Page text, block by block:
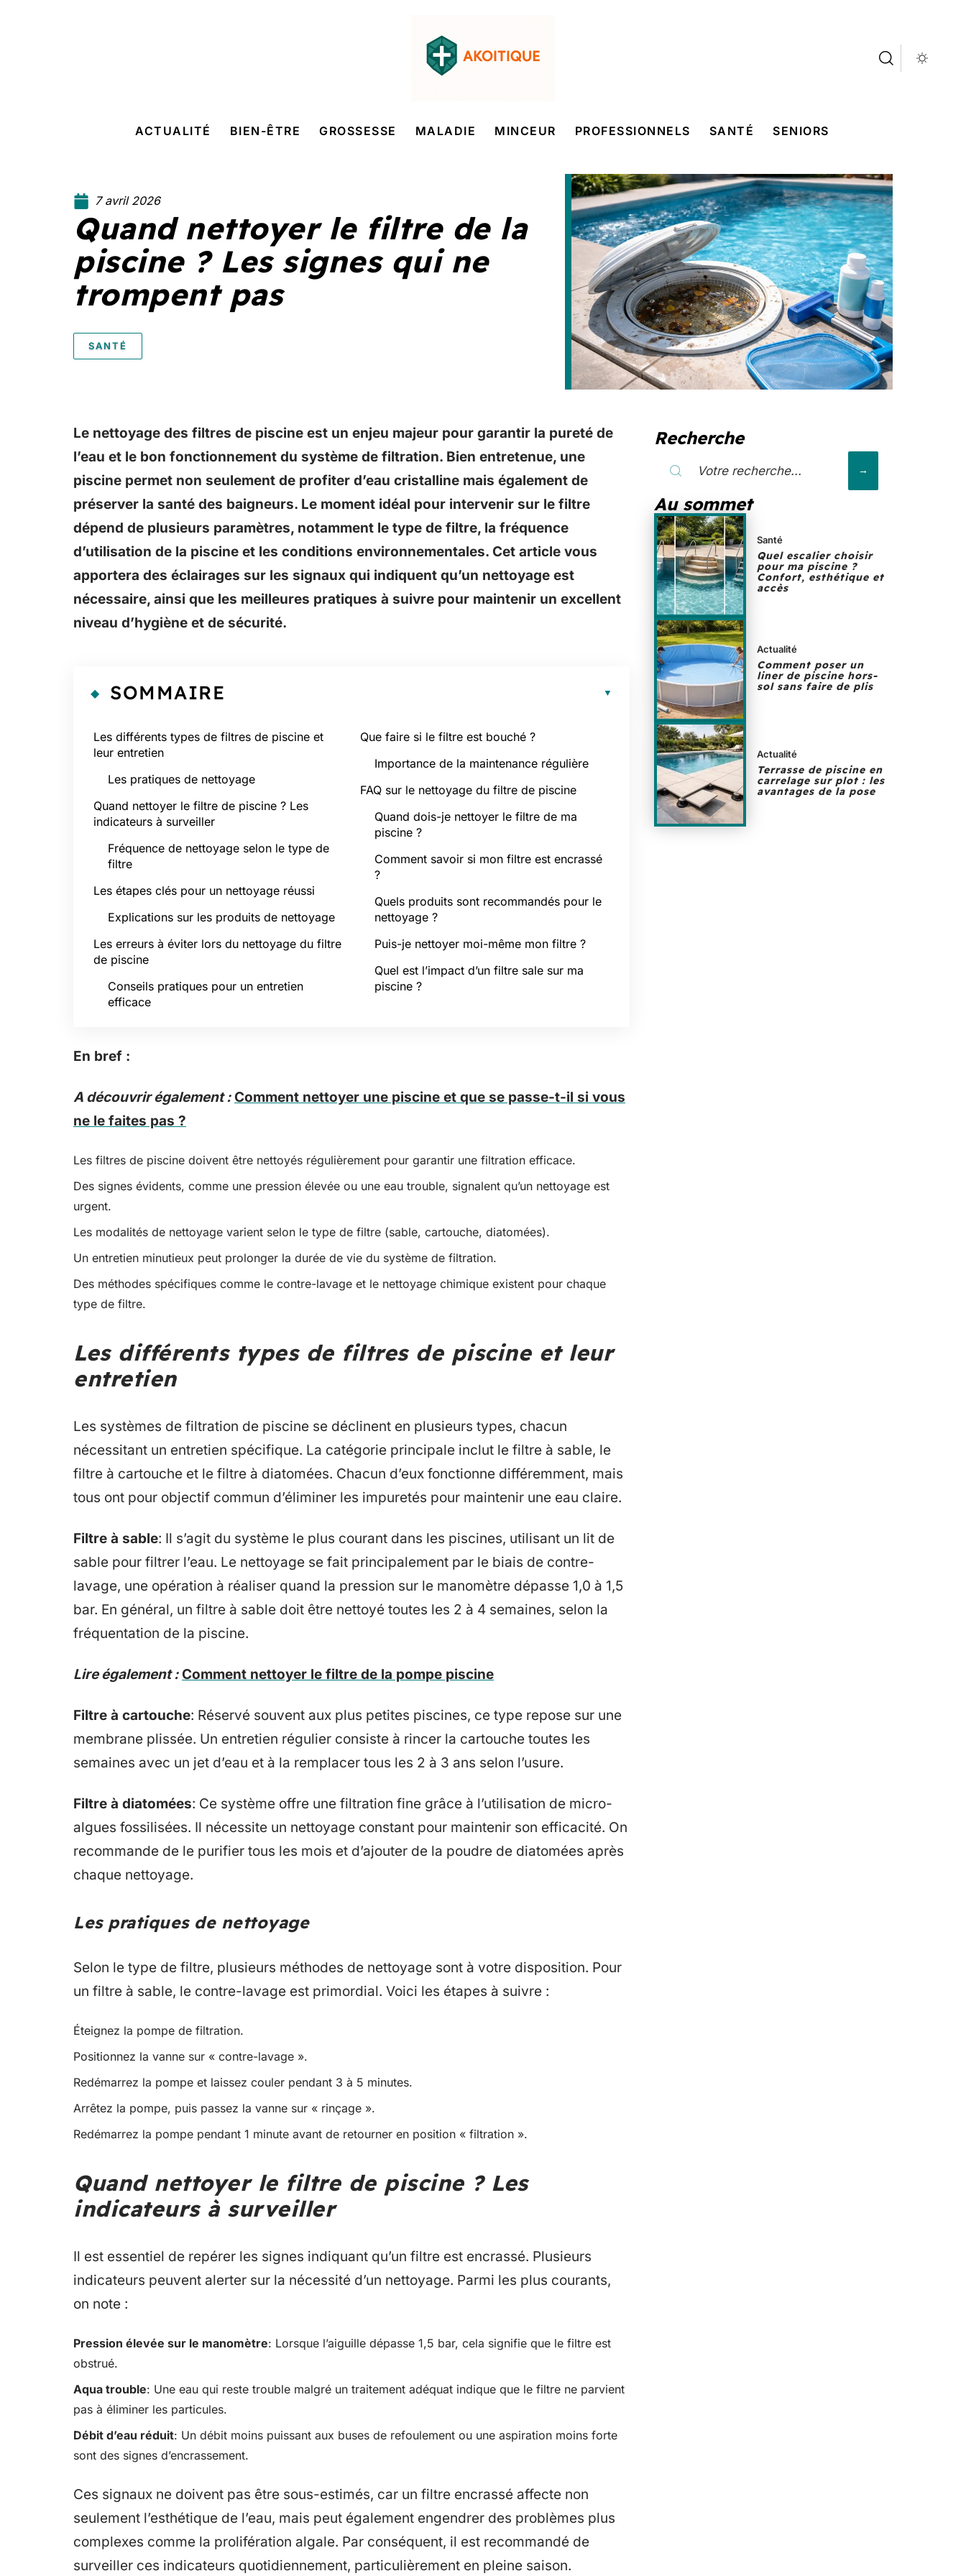
ACTUALITÉ BIEN-ÊTRE GROSSESSE MALADIE MINCEUR PROFESSIONNELS SANTÉ SENIORS
7 avril 2026
Quand nettoyer le filtre de la
piscine ? Les signes qui ne
trompent pas
SANTÉ
Le nettoyage des filtres de piscine est un enjeu majeur pour garantir la pureté de
l’eau et le bon fonctionnement du système de filtration. Bien entretenue, une
piscine permet non seulement de profiter d’eau cristalline mais également de
préserver la santé des baigneurs. Le moment idéal pour intervenir sur le filtre
dépend de plusieurs paramètres, notamment le type de filtre, la fréquence
d’utilisation de la piscine et les conditions environnementales. Cet article vous
apportera des éclairages sur les signaux qui indiquent qu’un nettoyage est
nécessaire, ainsi que les meilleures pratiques à suivre pour maintenir un excellent
niveau d’hygiène et de sécurité.
SOMMAIRE
Les différents types de filtres de piscine et
leur entretien
Les pratiques de nettoyage
Quand nettoyer le filtre de piscine ? Les
indicateurs à surveiller
Fréquence de nettoyage selon le type de
filtre
Les étapes clés pour un nettoyage réussi
Explications sur les produits de nettoyage
Les erreurs à éviter lors du nettoyage du filtre
de piscine
Conseils pratiques pour un entretien
efficace
Que faire si le filtre est bouché ?
Importance de la maintenance régulière
FAQ sur le nettoyage du filtre de piscine
Quand dois-je nettoyer le filtre de ma
piscine ?
Comment savoir si mon filtre est encrassé
?
Quels produits sont recommandés pour le
nettoyage ?
Puis-je nettoyer moi-même mon filtre ?
Quel est l’impact d’un filtre sale sur ma
piscine ?
En bref :
A découvrir également : Comment nettoyer une piscine et que se passe-t-il si vous
ne le faites pas ?
Les filtres de piscine doivent être nettoyés régulièrement pour garantir une filtration efficace.
Des signes évidents, comme une pression élevée ou une eau trouble, signalent qu’un nettoyage est
urgent.
Les modalités de nettoyage varient selon le type de filtre (sable, cartouche, diatomées).
Un entretien minutieux peut prolonger la durée de vie du système de filtration.
Des méthodes spécifiques comme le contre-lavage et le nettoyage chimique existent pour chaque
type de filtre.
Les différents types de filtres de piscine et leur
entretien
Les systèmes de filtration de piscine se déclinent en plusieurs types, chacun
nécessitant un entretien spécifique. La catégorie principale inclut le filtre à sable, le
filtre à cartouche et le filtre à diatomées. Chacun d’eux fonctionne différemment, mais
tous ont pour objectif commun d’éliminer les impuretés pour maintenir une eau claire.
Filtre à sable: Il s’agit du système le plus courant dans les piscines, utilisant un lit de
sable pour filtrer l’eau. Le nettoyage se fait principalement par le biais de contre-
lavage, une opération à réaliser quand la pression sur le manomètre dépasse 1,0 à 1,5
bar. En général, un filtre à sable doit être nettoyé toutes les 2 à 4 semaines, selon la
fréquentation de la piscine.
Lire également : Comment nettoyer le filtre de la pompe piscine
Filtre à cartouche: Réservé souvent aux plus petites piscines, ce type repose sur une
membrane plissée. Un entretien régulier consiste à rincer la cartouche toutes les
semaines avec un jet d’eau et à la remplacer tous les 2 à 3 ans selon l’usure.
Filtre à diatomées: Ce système offre une filtration fine grâce à l’utilisation de micro-
algues fossilisées. Il nécessite un nettoyage constant pour maintenir son efficacité. On
recommande de le purifier tous les mois et d’ajouter de la poudre de diatomées après
chaque nettoyage.
Les pratiques de nettoyage
Selon le type de filtre, plusieurs méthodes de nettoyage sont à votre disposition. Pour
un filtre à sable, le contre-lavage est primordial. Voici les étapes à suivre :
Éteignez la pompe de filtration.
Positionnez la vanne sur « contre-lavage ».
Redémarrez la pompe et laissez couler pendant 3 à 5 minutes.
Arrêtez la pompe, puis passez la vanne sur « rinçage ».
Redémarrez la pompe pendant 1 minute avant de retourner en position « filtration ».
Quand nettoyer le filtre de piscine ? Les
indicateurs à surveiller
Il est essentiel de repérer les signes indiquant qu’un filtre est encrassé. Plusieurs
indicateurs peuvent alerter sur la nécessité d’un nettoyage. Parmi les plus courants,
on note :
Pression élevée sur le manomètre: Lorsque l’aiguille dépasse 1,5 bar, cela signifie que le filtre est
obstrué.
Aqua trouble: Une eau qui reste trouble malgré un traitement adéquat indique que le filtre ne parvient
pas à éliminer les particules.
Débit d’eau réduit: Un débit moins puissant aux buses de refoulement ou une aspiration moins forte
sont des signes d’encrassement.
Ces signaux ne doivent pas être sous-estimés, car un filtre encrassé affecte non
seulement l’esthétique de l’eau, mais peut également engendrer des problèmes plus
complexes comme la prolifération algale. Par conséquent, il est recommandé de
surveiller ces indicateurs quotidiennement, particulièrement en pleine saison.
Recherche
Au sommet
Santé
Quel escalier choisir
pour ma piscine ?
Confort, esthétique et
accès
Actualité
Comment poser un
liner de piscine hors-
sol sans faire de plis
Actualité
Terrasse de piscine en
carrelage sur plot : les
avantages de la pose